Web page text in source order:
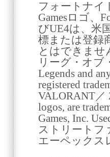
フォートナイ
Gamesロゴ、
びUE4は、米
標または登録
とはできませ
リーグ・オブ
Legends and
registered
VALORANT／
logos, are
Games, Inc.
ストリートフ
エーペックス